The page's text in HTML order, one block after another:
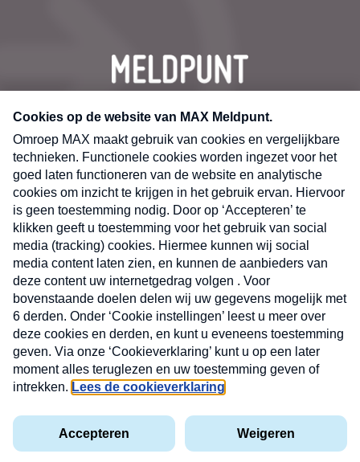
CONTACT
Volg ons op
MAX
Cookieverklaring
Kwetsbaarheid
X
Nieuwsbrief
Neem hier een gratis abonnement op de MAX
Consumenten nieuwsbrief. Elke maandag en
donderdag in uw mailbox.
e-
VOOR
privacyverklaring